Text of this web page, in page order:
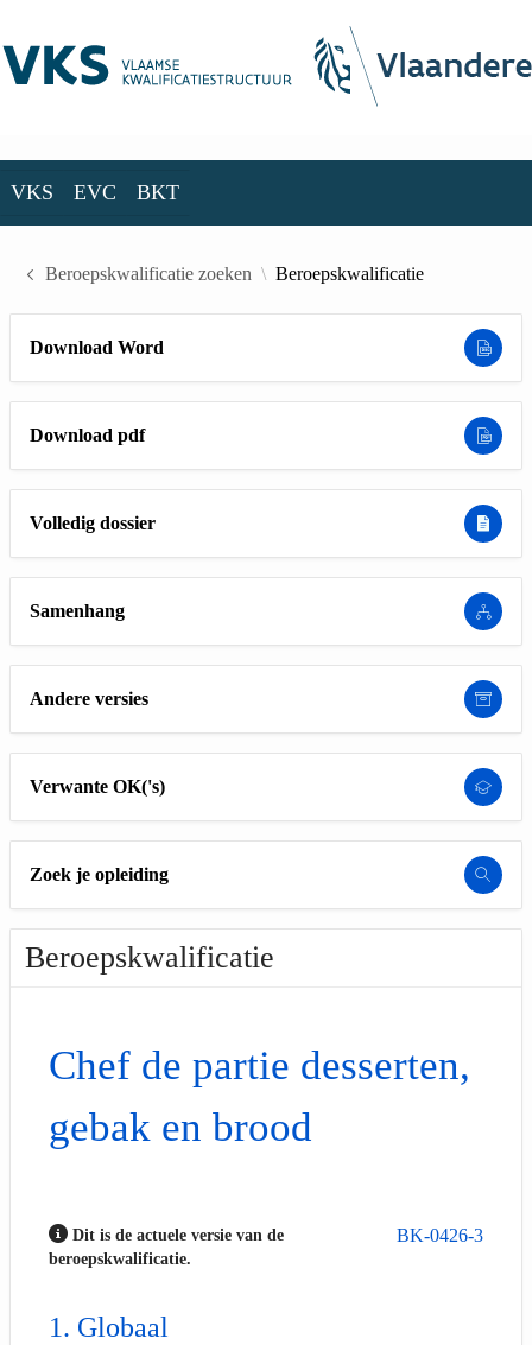
VKS EVC BKT
Beroepskwalificatie zoeken Beroepskwalificatie
Download Word
Download pdf
Volledig dossier
Samenhang
Andere versies
Verwante OK('s)
Zoek je opleiding
Beroepskwalificatie
Chef de partie desserten,
gebak en brood
BK-0426-3
Dit is de actuele versie van de
beroepskwalificatie.
Globaal